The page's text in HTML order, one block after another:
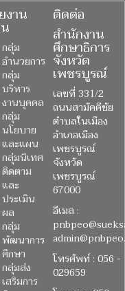
งาน
กลุ่ม
อำนวยการ
กลุ่ม
บริหาร
งานบุคคล
กลุ่ม
นโยบาย
และแผน
กลุ่มนิเทศ
ติดตาม
และ
ประเมิน
ผล
กลุ่ม
พัฒนาการ
ศึกษา
กลุ่มส่ง
เสริมการ
ติดต่อ
สำนักงาน
ศึกษาธิการ
จังหวัด
เพชรบูรณ์
เลขที่ 331/2
ถนนสามัคคีชัย
ตำบลในเมือง
อำเภอเมือง
เพชรบูรณ์
จังหวัด
เพชรบูรณ์
67000
อีเมล :
โทรศัพท์ : 056 -
029659